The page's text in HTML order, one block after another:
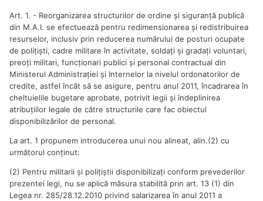
Art. 1. - Reorganizarea structurilor de ordine şi siguranţă publică
din M.A.I. se efectuează pentru redimensionarea şi redistribuirea
resurselor, inclusiv prin reducerea numărului de posturi ocupate
de poliţişti, cadre militare în activitate, soldaţi şi gradaţi voluntari,
preoţi militari, funcţionari publici şi personal contractual din
Ministerul Administraţiei şi Internelor la nivelul ordonatorilor de
credite, astfel încât să se asigure, pentru anul 2011, încadrarea în
cheltuielile bugetare aprobate, potrivit legii şi îndeplinirea
atribuţiilor legale de către structurile care fac obiectul
disponibilizărilor de personal.
La art. 1 propunem introducerea unui nou alineat, alin.(2) cu
următorul conţinut:
(2) Pentru militarii şi poliţiştii disponibilizaţi conform prevederilor
prezentei legi, nu se aplică măsura stabilită prin art. 13 (1) din
Legea nr. 285/28.12.2010 privind salarizarea în anul 2011 a